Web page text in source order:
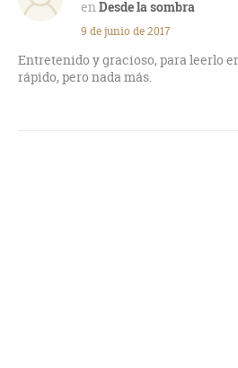
Desde la sombra
9 de junio de 2017
Entretenido y gracioso, para leerlo
rápido, pero nada más.